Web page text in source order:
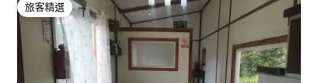
旅客精選
旅客精選